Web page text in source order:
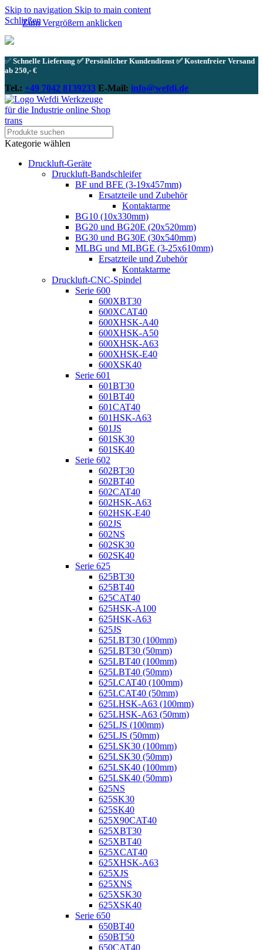
Skip to navigation Skip to main content
Schließen
✅ Schnelle Lieferung ✅ Persönlicher Kundendienst ✅ Kostenfreier Versand
ab 250,- €
Tel.: +49 7042 8139233 E-Mail: info@wefdi.de
Kategorie wählen
Druckluft-Geräte
Druckluft-Bandschleifer
BF und BFE (3-19x457mm)
Ersatzteile und Zubehör
Kontaktarme
BG10 (10x330mm)
BG20 und BG20E (20x520mm)
BG30 und BG30E (30x540mm)
MLBG und MLBGE (3-25x610mm)
Ersatzteile und Zubehör
Kontaktarme
Druckluft-CNC-Spindel
Serie 600
600XBT30
600XCAT40
600XHSK-A40
600XHSK-A50
600XHSK-A63
600XHSK-E40
600XSK40
Serie 601
601BT30
601BT40
601CAT40
601HSK-A63
601JS
601SK30
601SK40
Serie 602
602BT30
602BT40
602CAT40
602HSK-A63
602HSK-E40
602JS
602NS
602SK30
602SK40
Serie 625
625BT30
625BT40
625CAT40
625HSK-A100
625HSK-A63
625JS
625LBT30 (100mm)
625LBT30 (50mm)
625LBT40 (100mm)
625LBT40 (50mm)
625LCAT40 (100mm)
625LCAT40 (50mm)
625LHSK-A63 (100mm)
625LHSK-A63 (50mm)
625LJS (100mm)
625LJS (50mm)
625LSK30 (100mm)
625LSK30 (50mm)
625LSK40 (100mm)
625LSK40 (50mm)
625NS
625SK30
625SK40
625X90CAT40
625XBT30
625XBT40
625XCAT40
625XHSK-A63
625XJS
625XNS
625XSK30
625XSK40
Serie 650
650BT40
650BT50
650CAT40
Zum Vergrößern anklicken